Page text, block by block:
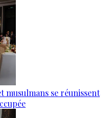
musulmans se réunissent